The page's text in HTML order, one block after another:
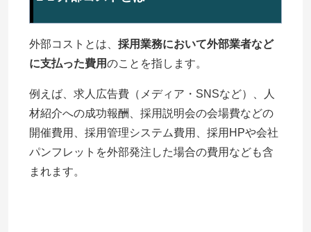
外部コストとは、 採用業務において外部業者など
に支払った費用のことを指します。
例えば、求人広告費（メディア・SNSなど）、人
材紹介への成功報酬、採用説明会の会場費などの
開催費用、採用管理システム費用、採用HPや会社
パンフレットを外部発注した場合の費用なども含
まれます。